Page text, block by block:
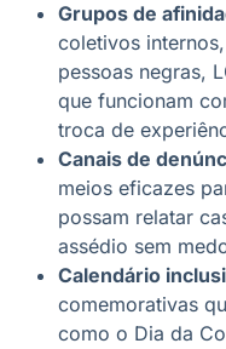
Grupos de
coletivos
pessoas negras,
que funcionam
troca de
Canais de
meios eficazes
possam relatar
assédio sem
Calendário
comemorativas
como o Dia da